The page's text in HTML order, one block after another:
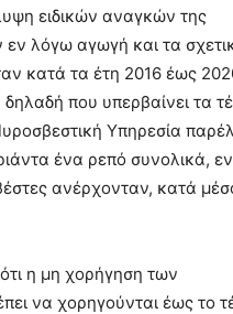
ειδικών αναγκών της
λόγω αγωγή και τα
κατά τα έτη 2016 έως
δηλαδή που υπερβαίνει τα
Υπηρεσία
ένα ρεπό συνολικά,
ανέρχονταν, κατά
η μη χορήγηση των
να χορηγούνται έως το